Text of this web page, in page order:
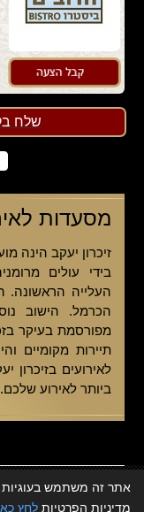
שלח
מסעדות
בידי עולים
העלייה הראשונה.
הכרמל. הישוב
מפורסמת בעיקר
תיירות מקומיים
לאירועים
ביותר לאירוע שלכם.
כל הזכויות שמורות © 2eat.co.il
אתר זה משתמש בעוגיות
מדיניות הפרטיות לחץ